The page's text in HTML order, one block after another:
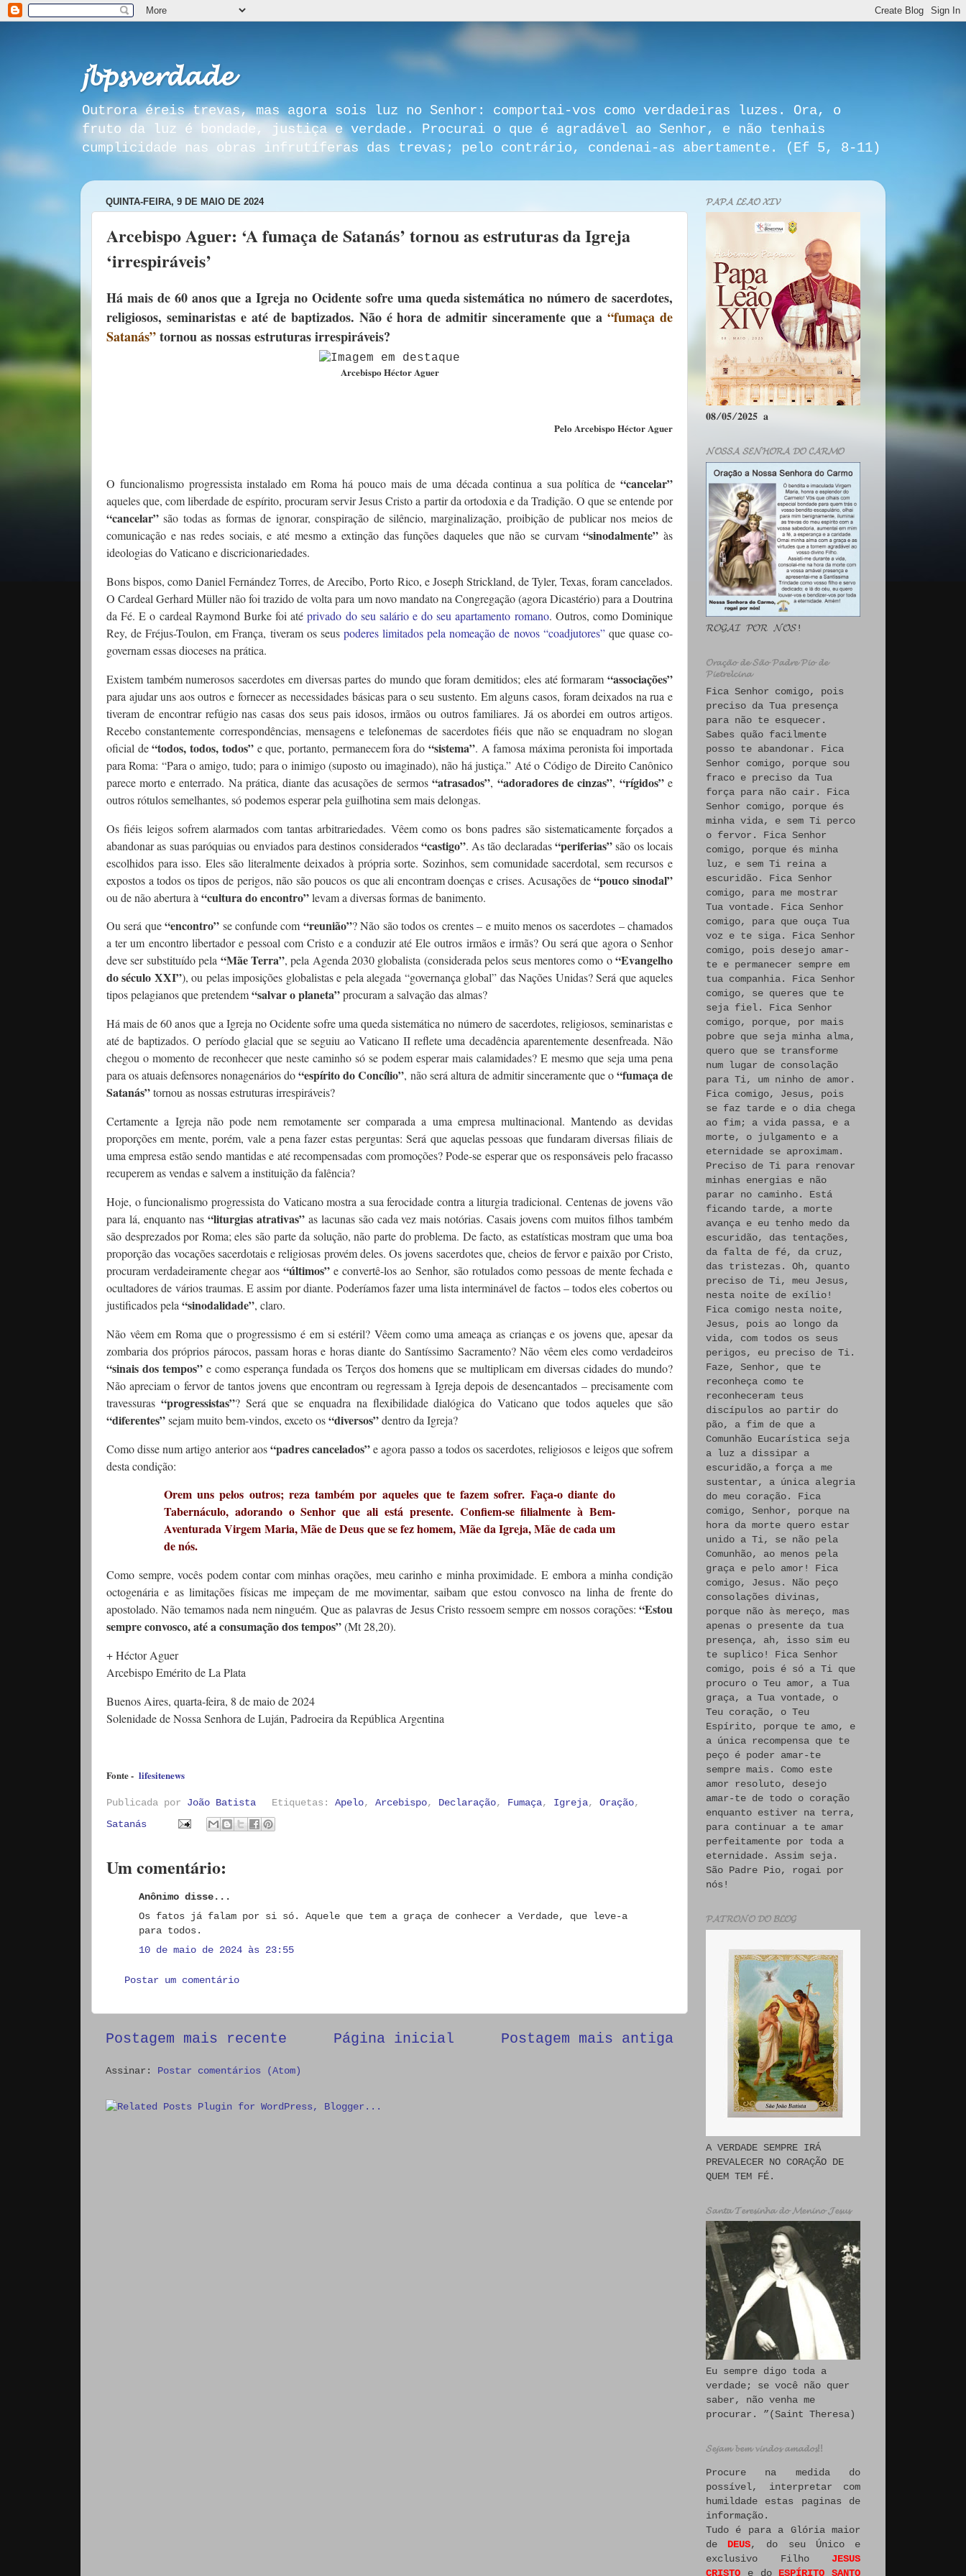
𝓳𝓫𝓹𝓼𝓿𝓮𝓻𝓭𝓪𝓭𝓮
Outrora éreis trevas, mas agora sois luz no Senhor: comportai-vos como verdadeiras luzes. Ora, o
fruto da luz é bondade, justiça e verdade. Procurai o que é agradável ao Senhor, e não tenhais
cumplicidade nas obras infrutíferas das trevas; pelo contrário, condenai-as abertamente. (Ef 5, 8-11)
QUINTA-FEIRA, 9 DE MAIO DE 2024
Arcebispo Aguer: ‘A fumaça de Satanás’ tornou as estruturas da Igreja
‘irrespiráveis’
Há mais de 60 anos que a Igreja no Ocidente sofre uma queda sistemática no número de sacerdotes,
religiosos, seminaristas e até de baptizados. Não é hora de admitir sinceramente que a“fumaça de
Satanás”tornou as nossas estruturas irrespiráveis?
Arcebispo Héctor Aguer
Pelo Arcebispo HéctorAguer
O funcionalismo progressista instalado em Roma há pouco mais de uma década continua a sua política de “cancelar”
aqueles que, com liberdade de espírito, procuram servir Jesus Cristo a partir da ortodoxia e da Tradição. O que se entende por
“cancelar” são todas as formas de ignorar, conspiração de silêncio, marginalização, proibição de publicar nos meios de
comunicação e nas redes sociais, e até mesmo a extinção das funções daqueles que não se curvam“sinodalmente” às
ideologias do Vaticano e discricionariedades.
Bons bispos, como Daniel Fernández Torres, de Arecibo, Porto Rico, e Joseph Strickland, de Tyler, Texas, foram cancelados.
O Cardeal Gerhard Müller não foi trazido de volta para um novo mandato na Congregação (agora Dicastério) para a Doutrina
da Fé. E o cardeal Raymond Burke foi atéprivado do seu salário e do seu apartamento romano. Outros, como Dominique
Rey, de Fréjus-Toulon, em França, tiveram os seus poderes limitados pela nomeação de novos “coadjutores”que quase co-
governam essas dioceses na prática.
Existem também numerosos sacerdotes em diversas partes do mundo que foram demitidos; eles até formaram “associações”
para ajudar uns aos outros e fornecer as necessidades básicas para o seu sustento. Em alguns casos, foram deixados na rua e
tiveram de encontrar refúgio nas casas dos seus pais idosos, irmãos ou outros familiares. Já os abordei em outros artigos.
Recebo constantemente correspondências, mensagens e telefonemas de sacerdotes fiéis que não se enquadram no slogan
oficial de“todos, todos, todos”e que, portanto, permanecem fora do “sistema”. A famosa máxima peronista foi importada
para Roma: “Para o amigo, tudo; para o inimigo (suposto ou imaginado), não há justiça.” Até o Código de Direito Canônico
parece morto e enterrado. Na prática, diante das acusações de sermos“atrasados”, “adoradores de cinzas”, “rígidos”e
outros rótulos semelhantes, só podemos esperar pela guilhotina sem mais delongas.
Os fiéis leigos sofrem alarmados com tantas arbitrariedades. Vêem como os bons padres são sistematicamente forçados a
abandonar as suas paróquias ou enviados para destinos considerados“castigo”. As tão declaradas“periferias”são os locais
escolhidos para isso. Eles são literalmente deixados à própria sorte. Sozinhos, sem comunidade sacerdotal, sem recursos e
expostos a todos os tipos de perigos, não são poucos os que ali encontram doenças e crises. Acusações de“pouco sinodal”
ou de não abertura à “cultura do encontro”levam a diversas formas de banimento.
Ou será que“encontro” se confunde com “reunião”? Não são todos os crentes – e muito menos os sacerdotes – chamados
a ter um encontro libertador e pessoal com Cristo e a conduzir até Ele outros irmãos e irmãs? Ou será que agora o Senhor
deve ser substituído pela “Mãe Terra”, pela Agenda 2030 globalista (considerada pelos seus mentores como o“Evangelho
do século XXI”), ou pelas imposições globalistas e pela alegada “governança global” das Nações Unidas? Será que aqueles
tipos pelagianos que pretendem“salvar o planeta”procuram a salvação das almas?
Há mais de 60 anos que a Igreja no Ocidente sofre uma queda sistemática no número de sacerdotes, religiosos, seminaristas e
até de baptizados. O período glacial que se seguiu ao Vaticano II reflete uma decadência aparentemente desenfreada. Não
chegou o momento de reconhecer que neste caminho só se podem esperar mais calamidades? E mesmo que seja uma pena
para os atuais defensores nonagenários do“espírito do Concílio”, não será altura de admitir sinceramente que o“fumaça de
Satanás”tornou as nossas estruturas irrespiráveis?
Certamente a Igreja não pode nem remotamente ser comparada a uma empresa multinacional. Mantendo as devidas
proporções em mente, porém, vale a pena fazer estas perguntas: Será que aquelas pessoas que fundaram diversas filiais de
uma empresa estão sendo mantidas e até recompensadas com promoções? Pode-se esperar que os responsáveis ​​pelo fracasso
recuperem as vendas e salvem a instituição da falência?
Hoje, o funcionalismo progressista do Vaticano mostra a sua ferocidade contra a liturgia tradicional. Centenas de jovens vão
para lá, enquanto nas “liturgias atrativas”as lacunas são cada vez mais notórias. Casais jovens com muitos filhos também
são desprezados por Roma; eles são parte da solução, não parte do problema. De facto, as estatísticas mostram que uma boa
proporção das vocações sacerdotais e religiosas provém deles. Os jovens sacerdotes que, cheios de fervor e paixão por Cristo,
procuram verdadeiramente chegar aos“últimos” e convertê-los ao Senhor, são rotulados como pessoas de mente fechada e
ocultadores de vários traumas. E assim por diante. Poderíamos fazer uma lista interminável de factos – todos eles cobertos ou
justificados pela “sinodalidade”, claro.
Não vêem em Roma que o progressismo é em si estéril? Vêem como uma ameaça as crianças e os jovens que, apesar da
zombaria dos próprios párocos, passam horas e horas diante do Santíssimo Sacramento? Não vêem eles como verdadeiros
“sinais dos tempos”e como esperança fundada os Terços dos homens que se multiplicam em diversas cidades do mundo?
Não apreciam o fervor de tantos jovens que encontram ou regressam à Igreja depois de desencantados – precisamente com
travessuras “progressistas”? Será que se enquadra na flexibilidade dialógica do Vaticano que todos aqueles que são
“diferentes”sejam muito bem-vindos, exceto os“diversos”dentro da Igreja?
Como disse num artigo anterior aos“padres cancelados”e agora passo a todos os sacerdotes, religiosos e leigos que sofrem
desta condição:
Orem uns pelos outros; reza também por aqueles que te fazem sofrer. Faça-o diante do
Tabernáculo, adorando o Senhor que ali está presente. Confiem-se filialmente à Bem-
Aventurada Virgem Maria, Mãe de Deus que se fez homem, Mãe da Igreja, Mãe de cada um
de nós.
Como sempre, vocês podem contar com minhas orações, meu carinho e minha proximidade. E embora a minha condição
octogenária e as limitações físicas me impeçam de me movimentar, saibam que estou convosco na linha de frente do
apostolado. Não temamos nada nem ninguém. Que as palavras de Jesus Cristo ressoem sempre em nossos corações: “Estou
sempre convosco, até a consumação dos tempos”(Mt 28,20).
+ Héctor Aguer
Arcebispo Emérito de La Plata
Buenos Aires, quarta-feira, 8 de maio de 2024
Solenidade de Nossa Senhora de Luján, Padroeira da República Argentina
Fonte - lifesitenews
Publicada por João Batista Etiquetas:Apelo,Arcebispo, Declaração, Fumaça, Igreja,Oração,
Satanás
Um comentário:
Anônimo disse...
Os fatos já falam por si só. Aquele que tem a graça de conhecer a Verdade, que leve-a
para todos.
10 de maio de 2024 às 23:55
Postar um comentário
Postagem mais recente Postagem mais antiga
Página inicial
Assinar: Postar comentários (Atom)
𝓟𝓐𝓟𝓐 𝓛𝓔𝓐̃𝓞 𝓧𝓘𝓥
𝟎𝟖/𝟎𝟓/𝟐𝟎𝟐𝟓 𝐚
𝓝𝓞𝓢𝓢𝓐 𝓢𝓔𝓝𝓗𝓞𝓡𝓐 𝓓𝓞 𝓒𝓐𝓡𝓜𝓞
𝓡𝓞𝓖𝓐𝓘 𝓟𝓞𝓡 𝓝𝓞́𝓢!
𝓞𝓻𝓪𝓬̧𝓪̃𝓸 𝓭𝓮 𝓢𝓪̃𝓸 𝓟𝓪𝓭𝓻𝓮 𝓟𝓲𝓸 𝓭𝓮
𝓟𝓲𝓮𝓽𝓻𝓮𝓵𝓬𝓲𝓷𝓪
Fica Senhor comigo, pois
preciso da Tua presença
para não te esquecer.
Sabes quão facilmente
posso te abandonar. Fica
Senhor comigo, porque sou
fraco e preciso da Tua
força para não cair. Fica
Senhor comigo, porque és
minha vida, e sem Ti perco
o fervor. Fica Senhor
comigo, porque és minha
luz, e sem Ti reina a
escuridão. Fica Senhor
comigo, para me mostrar
Tua vontade. Fica Senhor
comigo, para que ouça Tua
voz e te siga. Fica Senhor
comigo, pois desejo amar-
te e permanecer sempre em
tua companhia. Fica Senhor
comigo, se queres que te
seja fiel. Fica Senhor
comigo, porque, por mais
pobre que seja minha alma,
quero que se transforme
num lugar de consolação
para Ti, um ninho de amor.
Fica comigo, Jesus, pois
se faz tarde e o dia chega
ao fim; a vida passa, e a
morte, o julgamento e a
eternidade se aproximam.
Preciso de Ti para renovar
minhas energias e não
parar no caminho. Está
ficando tarde, a morte
avança e eu tenho medo da
escuridão, das tentações,
da falta de fé, da cruz,
das tristezas. Oh, quanto
preciso de Ti, meu Jesus,
nesta noite de exílio!
Fica comigo nesta noite,
Jesus, pois ao longo da
vida, com todos os seus
perigos, eu preciso de Ti.
Faze, Senhor, que te
reconheça como te
reconheceram teus
discípulos ao partir do
pão, a fim de que a
Comunhão Eucarística seja
a luz a dissipar a
escuridão,a força a me
sustentar, a única alegria
do meu coração. Fica
comigo, Senhor, porque na
hora da morte quero estar
unido a Ti, se não pela
Comunhão, ao menos pela
graça e pelo amor! Fica
comigo, Jesus. Não peço
consolações divinas,
porque não às mereço, mas
apenas o presente da tua
presença, ah, isso sim eu
te suplico! Fica Senhor
comigo, pois é só a Ti que
procuro o Teu amor, a Tua
graça, a Tua vontade, o
Teu coração, o Teu
Espírito, porque te amo, e
a única recompensa que te
peço é poder amar-te
sempre mais. Como este
amor resoluto, desejo
amar-te de todo o coração
enquanto estiver na terra,
para continuar a te amar
perfeitamente por toda a
eternidade. Assim seja.
São Padre Pio, rogai por
nós!
𝓟𝓐𝓣𝓡𝓞𝓝𝓞 𝓓𝓞 𝓑𝓛𝓞𝓖
A VERDADE SEMPRE IRÁ
PREVALECER NO CORAÇÃO DE
QUEM TEM FÉ.
𝓢𝓪𝓷𝓽𝓪 𝓣𝓮𝓻𝓮𝓼𝓲𝓷𝓱𝓪 𝓭𝓸 𝓜𝓮𝓷𝓲𝓷𝓸 𝓙𝓮𝓼𝓾𝓼
Eu sempre digo toda a
verdade; se você não quer
saber, não venha me
procurar. ”(Saint Theresa)
𝓢𝓮𝓳𝓪𝓶 𝓫𝓮𝓶 𝓿𝓲𝓷𝓭𝓸𝓼 𝓪𝓶𝓪𝓭𝓸𝓼!!
Procure na medida do
possível, interpretar com
humildade estas paginas de
informação.
Tudo é para a Glória maior
de DEUS, do seu Único e
exclusivo Filho JESUS
CRISTO e do ESPÍRITO SANTO